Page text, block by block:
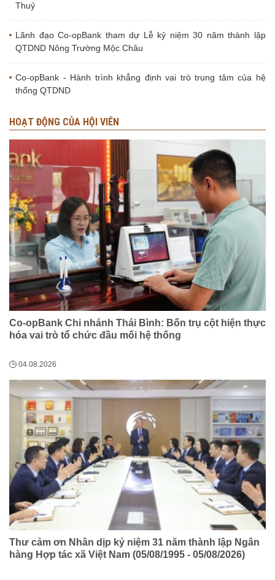
Thuỷ
Lãnh đạo Co-opBank tham dự Lễ kỷ niệm 30 năm thành lập
QTDND Nông Trường Mộc Châu
Co-opBank - Hành trình khẳng định vai trò trung tâm của hệ
thống QTDND
HOẠT ĐỘNG CỦA HỘI VIÊN
Co-opBank Chi nhánh Thái Bình: Bốn trụ cột hiện thực
hóa vai trò tổ chức đầu mối hệ thống
04.08.2026
Thư cảm ơn Nhân dịp kỷ niệm 31 năm thành lập Ngân
hàng Hợp tác xã Việt Nam (05/08/1995 - 05/08/2026)